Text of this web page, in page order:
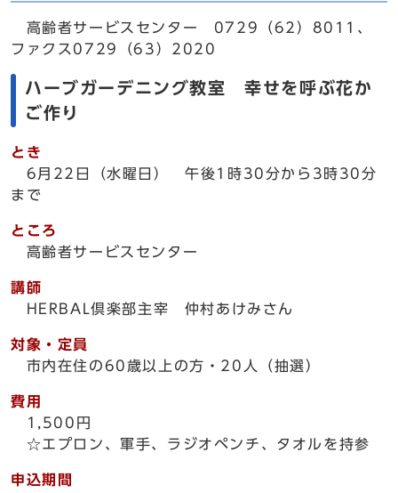
高齢者サービスセンター 0729（62）8011、
ファクス0729（63）2020
ハーブガーデニング教室 幸せを呼ぶ花か
ご作り
とき
6月22日（水曜日） 午後1時30分から3時30分
まで
ところ
高齢者サービスセンター
講師
HERBAL倶楽部主宰 仲村あけみさん
対象・定員
市内在住の60歳以上の方・20人（抽選）
費用
1,500円
☆エプロン、軍手、ラジオペンチ、タオルを持参
申込期間